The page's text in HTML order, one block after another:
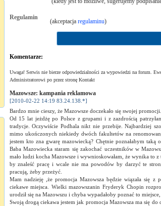
Regulamin
(akceptacja regulaminu)
Komentarze:
Uwaga! Serwis nie bierze odpowiedzialności za wypowiedzi na forum.
Administratorowi po przez stronę Kontakt
Mazowsze: kampania reklamowa
[2010-02-22 14:19 83.24.138.*]
Bardzo mnie cieszy, że Mazowsze doczekało się swojej promocji.
Od 15 lat jeżdżę po Polsce z grupami i z zazdrością
tradycje. Oczywiście Podhala nikt nie przebije. Najbardziej
mimo ukończonych niekiedy dwóch fakultetów na
jestem kto zna gwarę mazowiecką? Chętnie poznałabym
Baba Mazowiecka staram się zakochać uczestników w
mało ludzi kocha Mazowsze i wywnioskowałam, że wynika to
by znaleść pracę i wcale nie ma powodów by darzyć te
pracują, żeby przeżyć.
Mam nadzieję ,że promocja Mazowsza będzie wiązała się
ciekawe miejsca. Wielki mazowszanin Fryderyk Chopin
urodził się na Mazowszu i chyba wypadałoby poznać to
Swoją drogą ciekawa jestem jak promocja Mazowsza ma się